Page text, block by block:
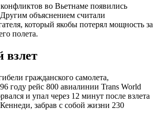
во Вьетнаме появились
объяснением считали
который якобы потерял мощность за
полета.
взлет
гражданского самолета,
году рейс 800 авиалинии Trans World
и упал через 12 минут после взлета
забрав с собой жизни 230